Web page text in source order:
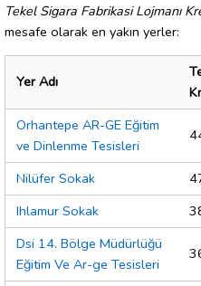
Tekel Sigara Fabrikasi Lojmanı
mesafe olarak en yakın yerler:
Yer Adı
Orhantepe AR-GE Eğitim
ve Dinlenme Tesisleri
Nilüfer Sokak
Ihlamur Sokak
Dsi 14. Bölge Müdürlüğü
Eğitim Ve Ar-ge Tesisleri